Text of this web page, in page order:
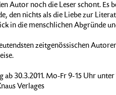
Autor noch die Leser schont. Es
den nichts als die Liebe zur
in die menschlichen Abgründe
zeitgenössischen
30.3.2011. Mo-Fr 9-15 Uhr
Verlages